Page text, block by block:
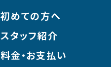
初めての方へ
スタッフ紹介
料金・お支払い